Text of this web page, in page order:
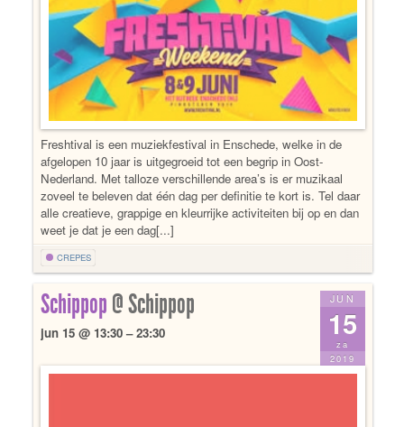
Freshtival is een muziekfestival in Enschede, welke in de
afgelopen 10 jaar is uitgegroeid tot een begrip in Oost-
Nederland. Met talloze verschillende area’s is er muzikaal
zoveel te beleven dat één dag per definitie te kort is. Tel daar
alle creatieve, grappige en kleurrijke activiteiten bij op en dan
weet je dat je een dag[...]
CREPES
JUN
15
za
2019
Schippop@ Schippop
jun 15 @ 13:30 – 23:30